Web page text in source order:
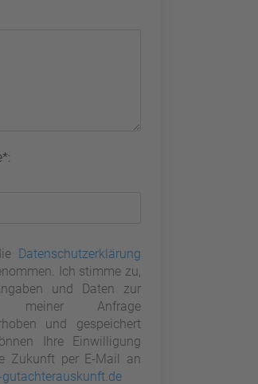
Datenschutzerklärung
Ich stimme zu,
und Daten zur
meiner Anfrage
und gespeichert
Ihre Einwilligung
Zukunft per E-Mail an